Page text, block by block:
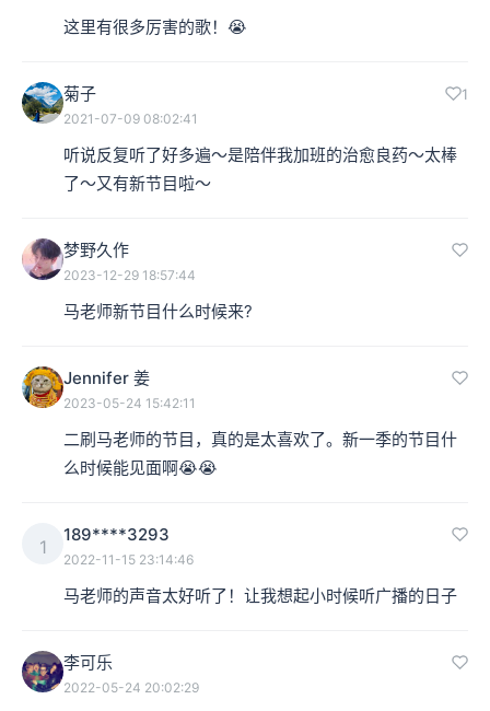
这里有很多厉害的歌！😭
菊子 1
2021-07-09 08:02:41
听说反复听了好多遍～是陪伴我加班的治愈良药～太棒
了～又有新节目啦～
梦野久作
2023-12-29 18:57:44
马老师新节目什么时候来?
Jennifer 姜
2023-05-24 15:42:11
二刷马老师的节目，真的是太喜欢了。新一季的节目什
么时候能见面啊😭😭
1
189****3293
2022-11-15 23:14:46
马老师的声音太好听了！让我想起小时候听广播的日子
李可乐
2022-05-24 20:02:29